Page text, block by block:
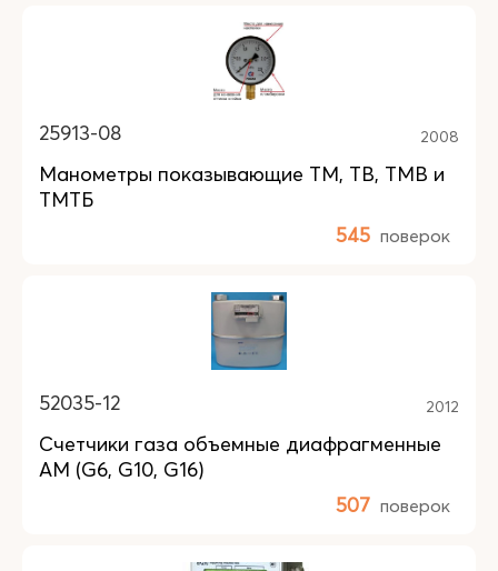
25913-08 2008
Манометры показывающие ТМ, ТВ, ТМВ и
ТМТБ
545 поверок
52035-12 2012
Счетчики газа объемные диафрагменные
AM (G6, G10, G16)
507 поверок